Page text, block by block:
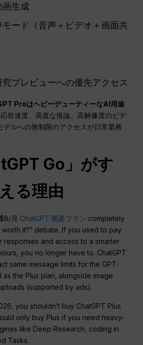
生成
モード（音声＋ビデオ＋画面共
プレビューへの優先アクセス
ProはヘビーデューティーなAI用途
, 応答速度、高度な推論、高解像度のビデ
デルへの無制限のアクセスが日常業務
Go」がす
る理由
月 ChatGPT 囲碁プラン completely
worth it?” debate. If you used to pay
responses and access to a smarter
you no longer have to. ChatGPT
same message limits for the GPT-
as the Plus plan, alongside image
(supported by ads).
you shouldn’t buy ChatGPT Plus
only buy Plus if you need heavy-
like Deep Research, coding in
Tasks.